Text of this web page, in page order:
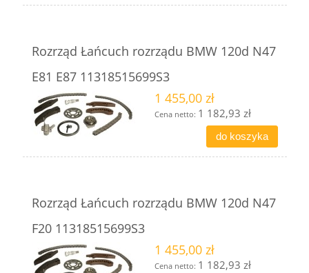
Rozrząd Łańcuch rozrządu BMW 120d N47
E81 E87 11318515699S3
1 455,00 zł
Cena netto: 1 182,93 zł
do koszyka
Rozrząd Łańcuch rozrządu BMW 120d N47
F20 11318515699S3
1 455,00 zł
Cena netto: 1 182,93 zł